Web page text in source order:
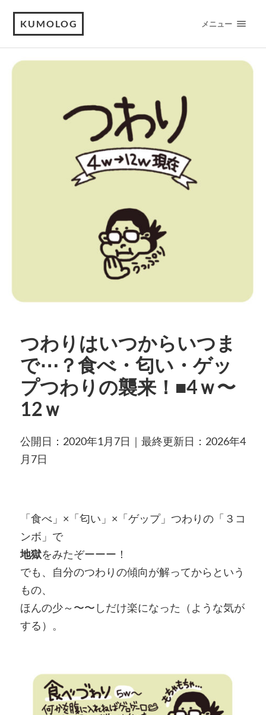
KUMOLOG メニュー
つわりはいつからいつま
で⋯？食べ・匂い・ゲッ
プつわりの襲来！■4ｗ〜
12ｗ
公開日：2020年1月7日｜最終更新日：2026年4
月7日
「食べ」×「匂い」×「ゲップ」つわりの「３コ
ンボ」で
地獄をみたぞーーー！
でも、自分のつわりの傾向が解ってからという
もの、
ほんの少～〜〜しだけ楽になった（ような気が
する）。